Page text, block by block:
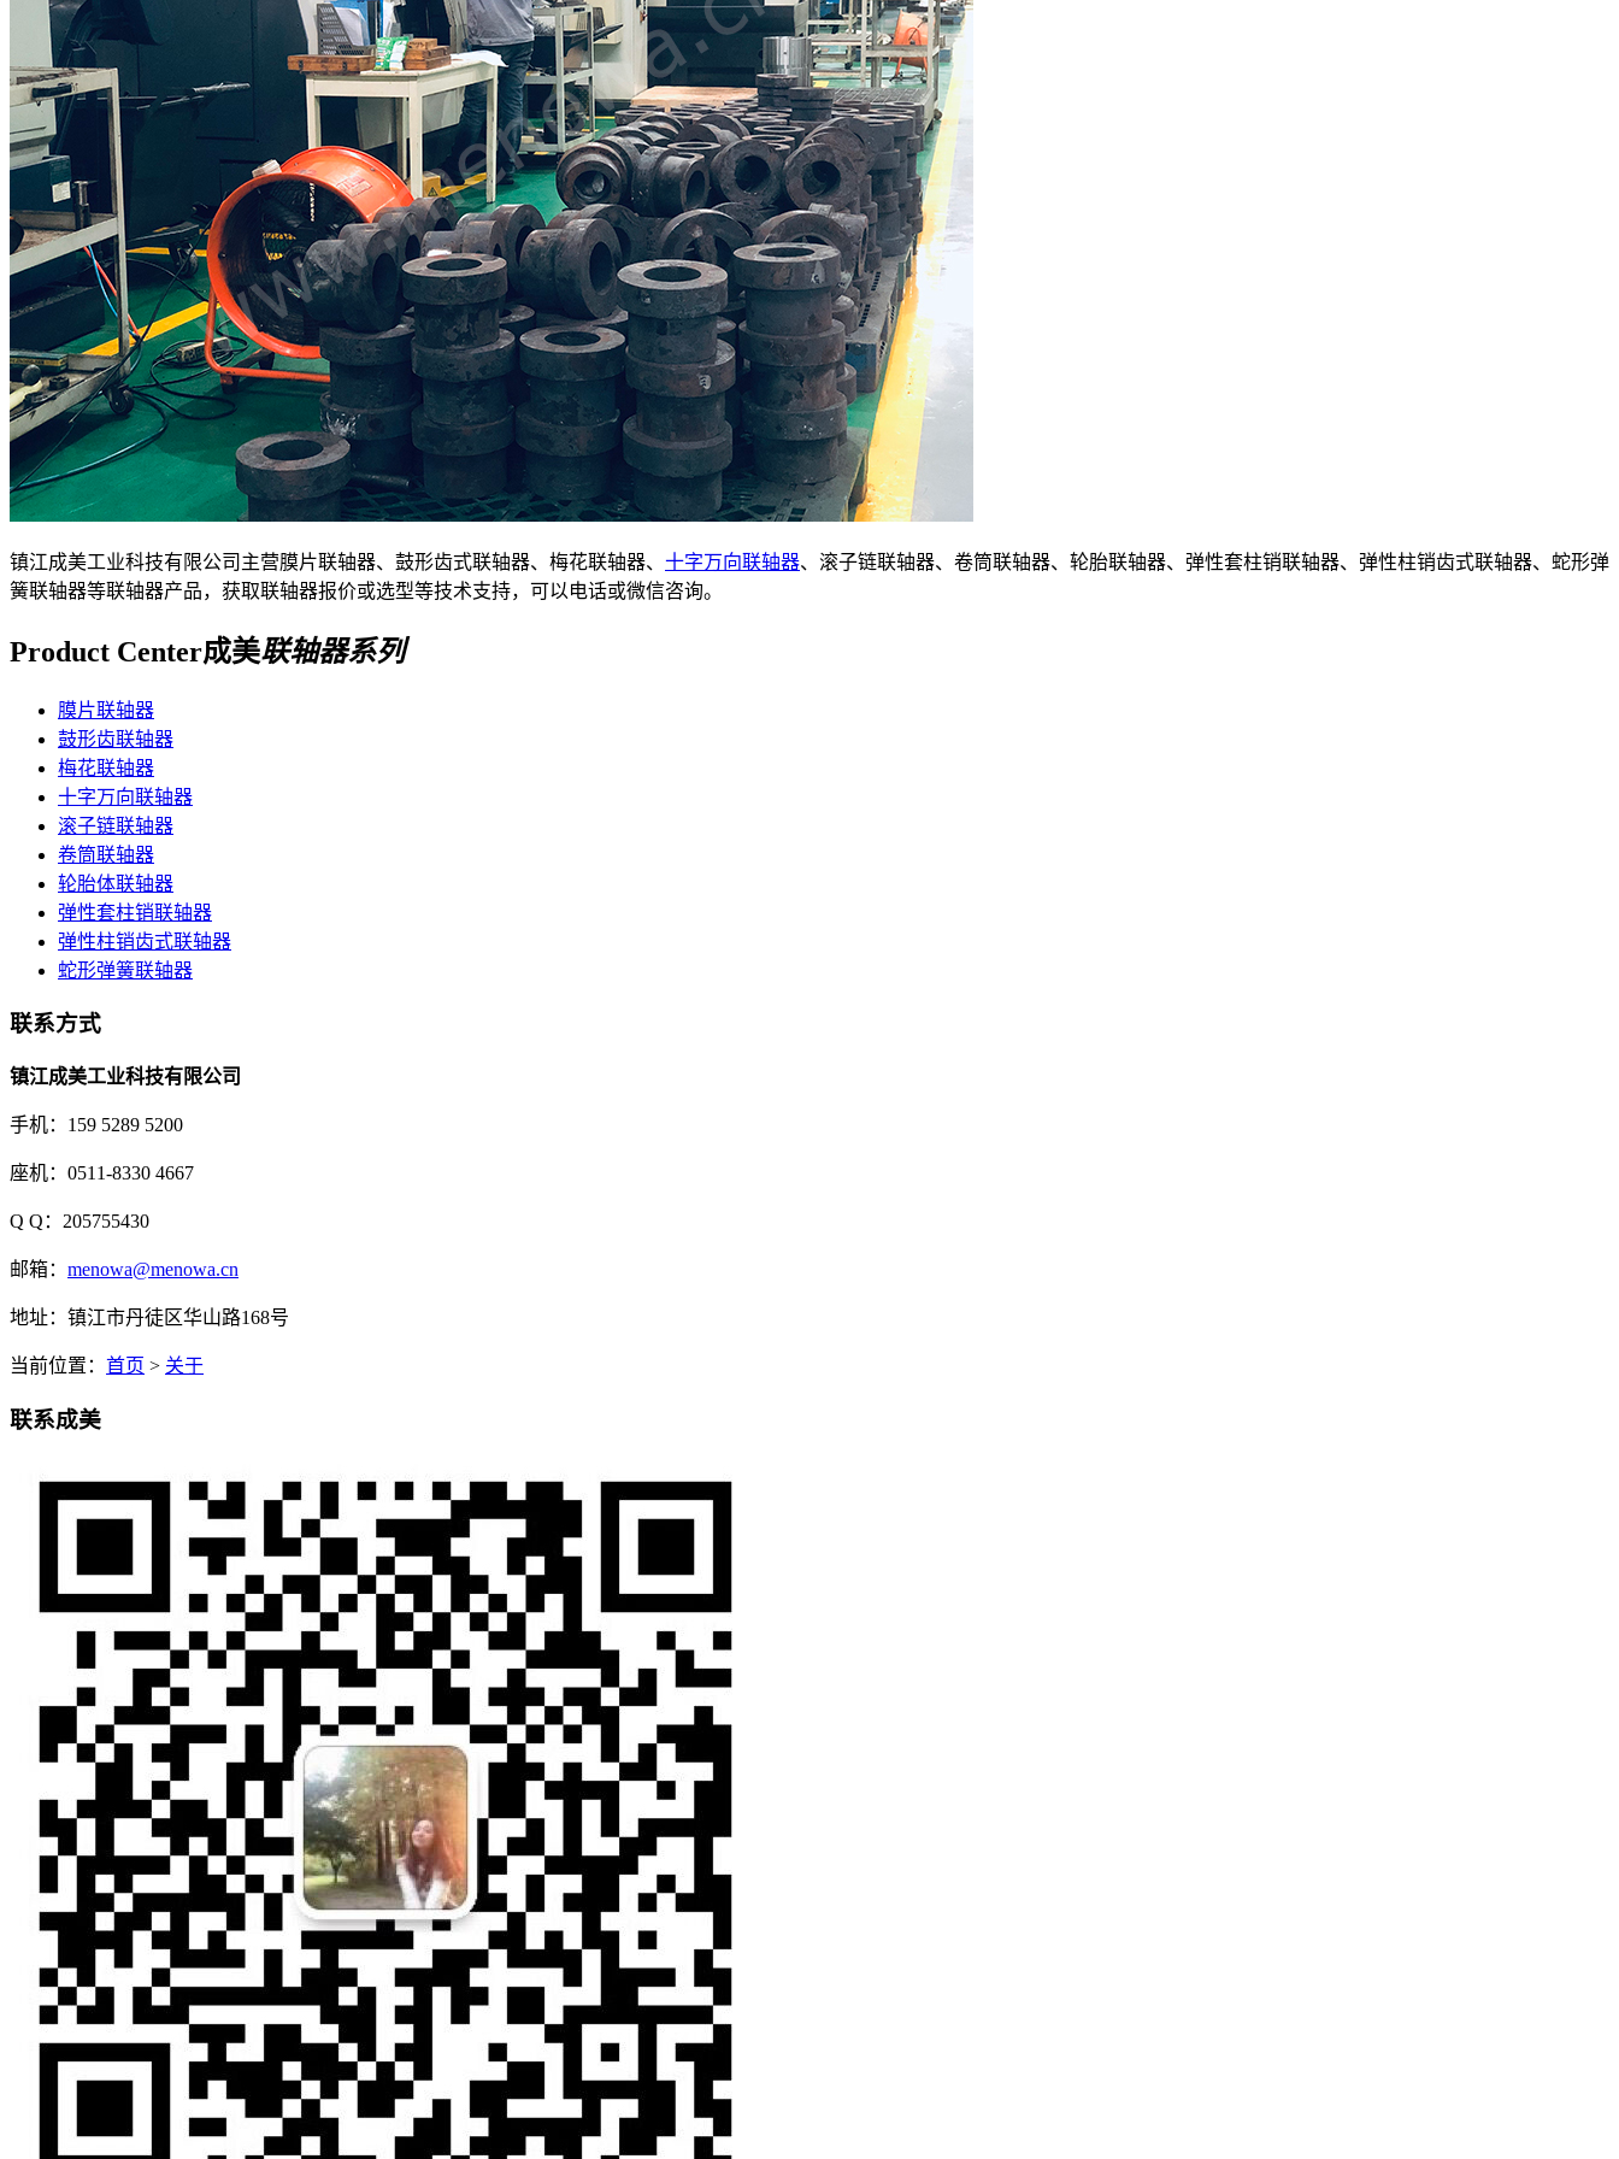
镇江成美工业科技有限公司主营膜片联轴器、鼓形齿式联轴器、梅花联轴器、 十字万向联轴器、滚子链联轴器、卷筒联轴器、轮胎联轴器、弹性套柱销联轴器、弹性柱销齿式联轴器、蛇形弹
簧联轴器等联轴器产品，获取联轴器报价或选型等技术支持，可以电话或微信咨询。
Product Center成美联轴器系列
膜片联轴器
鼓形齿联轴器
梅花联轴器
十字万向联轴器
滚子链联轴器
卷筒联轴器
轮胎体联轴器
弹性套柱销联轴器
弹性柱销齿式联轴器
蛇形弹簧联轴器
联系方式
镇江成美工业科技有限公司
手机：159 5289 5200
座机：0511-8330 4667
Q Q：205755430
邮箱： menowa@menowa.cn
地址：镇江市丹徒区华山路168号
当前位置： 首页 > 关于
联系成美